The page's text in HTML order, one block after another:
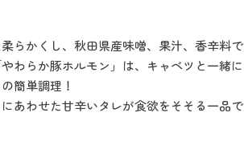
らかくし、秋田県産味噌、果汁、香辛料で
わらか豚ホルモン」は、キャベツと一緒に
簡単調理！
あわせた甘辛いタレが食欲をそそる一品で